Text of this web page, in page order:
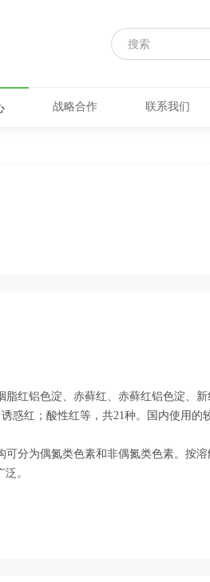
战略合作 联系我们
红铝色淀、赤藓红、赤藓红铝色淀、
红；酸性红等，共21种。国内使用
分为偶氮类色素和非偶氮类色素。按
。